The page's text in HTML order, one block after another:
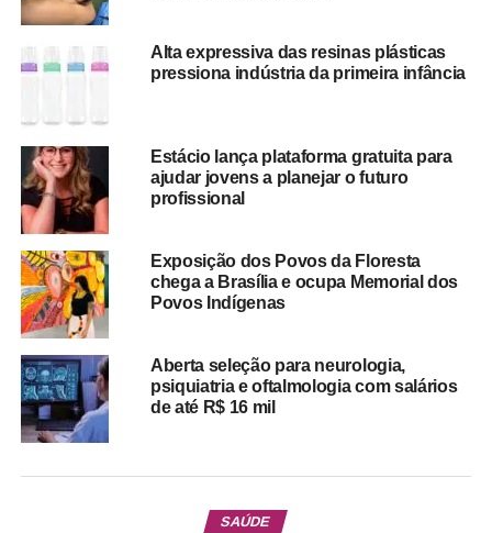
Alta expressiva das resinas plásticas
pressiona indústria da primeira infância
Estácio lança plataforma gratuita para
ajudar jovens a planejar o futuro
profissional
Exposição dos Povos da Floresta
chega a Brasília e ocupa Memorial dos
Povos Indígenas
Aberta seleção para neurologia,
psiquiatria e oftalmologia com salários
de até R$ 16 mil
SAÚDE